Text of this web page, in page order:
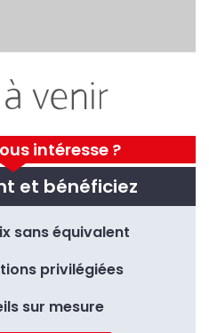
intéresse ?
et bénéficiez
sans équivalent
privilégiées
sur mesure